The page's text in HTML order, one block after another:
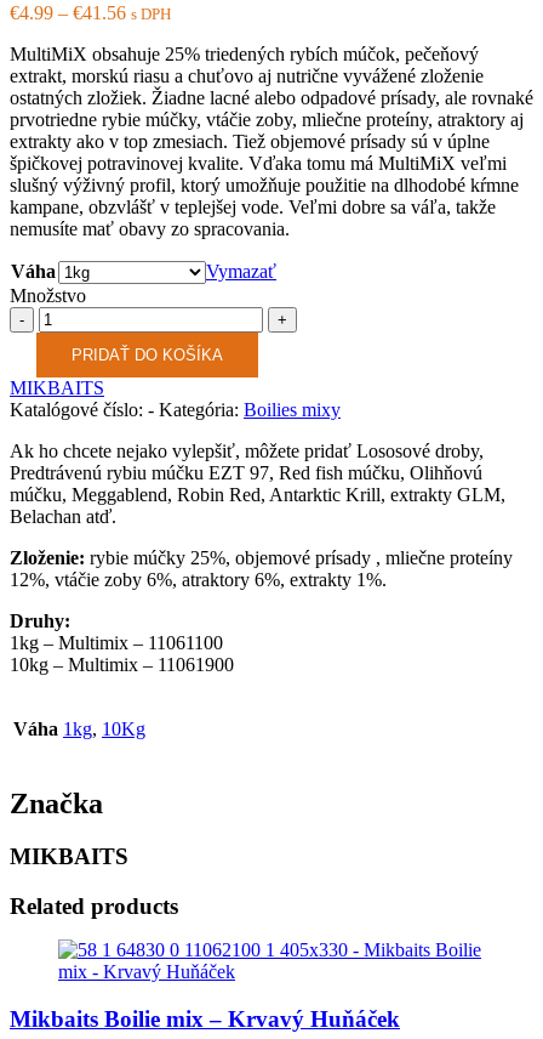
€4.99 – €41.56 s DPH
MultiMiX obsahuje 25% triedených rybích múčok, pečeňový
extrakt, morskú riasu a chuťovo aj nutrične vyvážené zloženie
ostatných zložiek. Žiadne lacné alebo odpadové prísady, ale rovnaké
prvotriedne rybie múčky, vtáčie zoby, mliečne proteíny, atraktory aj
extrakty ako v top zmesiach. Tiež objemové prísady sú v úplne
špičkovej potravinovej kvalite. Vďaka tomu má MultiMiX veľmi
slušný výživný profil, ktorý umožňuje použitie na dlhodobé kŕmne
kampane, obzvlášť v teplejšej vode. Veľmi dobre sa váľa, takže
nemusíte mať obavy zo spracovania.
Váha
Vymazať
Množstvo
Množstvo
PRIDAŤ DO KOŠÍKA
MIKBAITS
Katalógové číslo: - Kategória: Boilies mixy
Ak ho chcete nejako vylepšiť, môžete pridať Lososové droby,
Predtrávenú rybiu múčku EZT 97, Red fish múčku, Olihňovú
múčku, Meggablend, Robin Red, Antarktic Krill, extrakty GLM,
Belachan atď.
Zloženie: rybie múčky 25%, objemové prísady , mliečne proteíny
12%, vtáčie zoby 6%, atraktory 6%, extrakty 1%.
Druhy:
1kg – Multimix – 11061100
10kg – Multimix – 11061900
Váha 1kg, 10Kg
Značka
MIKBAITS
Related products
Mikbaits Boilie mix – Krvavý Huňáček